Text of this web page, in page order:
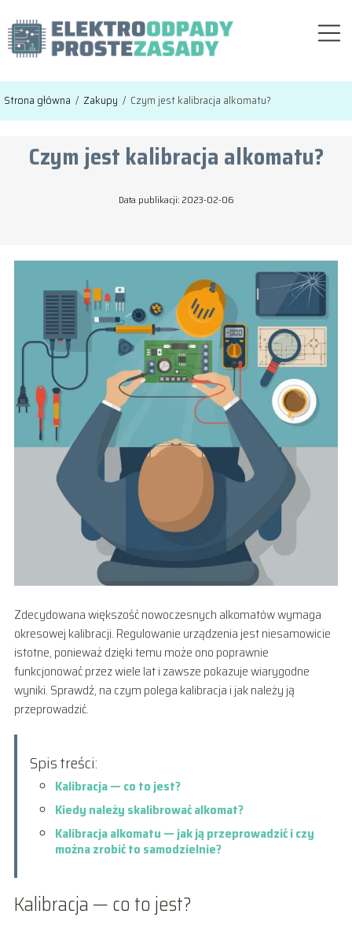
Strona główna / Zakupy / Czym jest kalibracja alkomatu?
Czym jest kalibracja alkomatu?
Data publikacji: 2023-02-06
Zdecydowana większość nowoczesnych alkomatów wymaga
okresowej kalibracji. Regulowanie urządzenia jest niesamowicie
istotne, ponieważ dzięki temu może ono poprawnie
funkcjonować przez wiele lat i zawsze pokazuje wiarygodne
wyniki. Sprawdź, na czym polega kalibracja i jak należy ją
przeprowadzić.
Spis treści:
Kalibracja — co to jest?
Kiedy należy skalibrować alkomat?
Kalibracja alkomatu — jak ją przeprowadzić i czy
można zrobić to samodzielnie?
Kalibracja — co to jest?